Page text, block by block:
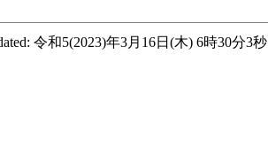
令和5(2023)年3月16日(木) 6時30分3秒